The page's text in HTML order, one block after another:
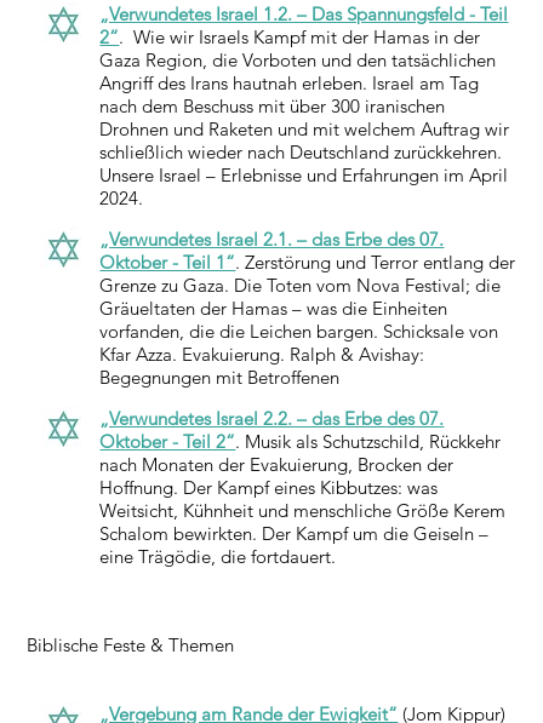
„Verwundetes Israel 2.2. – das Erbe des 07.
Oktober - Teil 2“. Musik als Schutzschild, Rückkehr
nach Monaten der Evakuierung, Brocken der
Hoffnung. Der Kampf eines Kibbutzes: was
Weitsicht, Kühnheit und menschliche Größe Kerem
Schalom bewirkten. Der Kampf um die Geiseln –
eine Trägödie, die fortdauert.
„Verwundetes Israel 1.2. – Das Spannungsfeld - Teil
2“. Wie wir Israels Kampf mit der Hamas in der
Gaza Region, die Vorboten und den tatsächlichen
Angriff des Irans hautnah erleben. Israel am Tag
nach dem Beschuss mit über 300 iranischen
Drohnen und Raketen und mit welchem Auftrag wir
schließlich wieder nach Deutschland zurückkehren.
Unsere Israel – Erlebnisse und Erfahrungen im April
2024.
„Verwundetes Israel 2.1. – das Erbe des 07.
Oktober - Teil 1“. Zerstörung und Terror entlang der
Grenze zu Gaza. Die Toten vom Nova Festival; die
Gräueltaten der Hamas – was die Einheiten
vorfanden, die die Leichen bargen. Schicksale von
Kfar Azza. Evakuierung. Ralph & Avishay:
Begegnungen mit Betroffenen
„Vergebung am Rande der Ewigkeit“ (Jom Kippur)
Biblische Feste & Themen